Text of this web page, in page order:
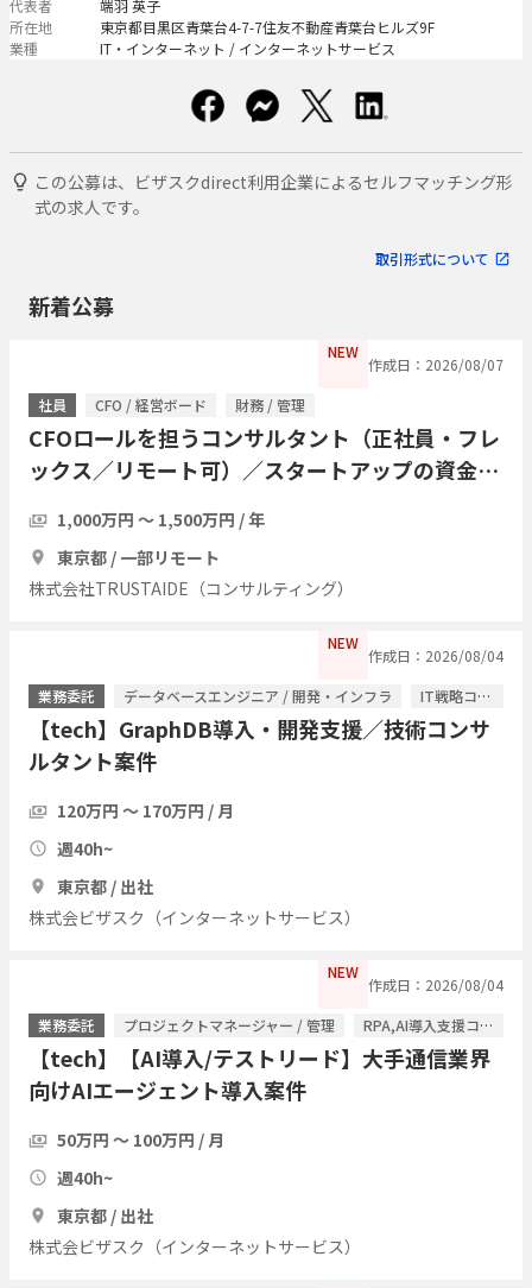
代表者
端羽 英子
所在地
東京都目黒区青葉台4-7-7住友不動産青葉台ヒルズ9F
業種
IT・インターネット / インターネットサービス
この公募は、ビザスクdirect利用企業によるセルフマッチング形
式の求人です。
取引形式について
新着公募
NEW
作成日：2026/08/07
社員
CFO / 経営ボード 財務 / 管理
CFOロールを担うコンサルタント（正社員・フレ
ックス／リモート可）／スタートアップの資金調
1,000万円 〜 1,500万円 / 年
東京都 / 一部リモート
株式会社TRUSTAIDE（コンサルティング）
NEW
作成日：2026/08/04
業務委託
データベースエンジニア / 開発・インフラ IT戦略コンサル / ITコンサルタント
【tech】GraphDB導入・開発支援／技術コンサ
ルタント案件
120万円 〜 170万円 / 月
週40h~
東京都 / 出社
株式会ビザスク（インターネットサービス）
NEW
作成日：2026/08/04
業務委託
プロジェクトマネージャー / 管理 RPA,AI導入支援コンサル / ITコンサルタント
【tech】【AI導入/テストリード】大手通信業界
向けAIエージェント導入案件
50万円 〜 100万円 / 月
週40h~
東京都 / 出社
株式会ビザスク（インターネットサービス）